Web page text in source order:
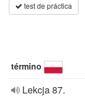
test de práctica
término
Lekcja 87.